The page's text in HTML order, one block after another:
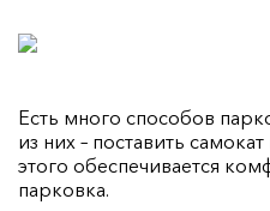
Есть много способов
из них – поставить самокат
этого обеспечивается
парковка.